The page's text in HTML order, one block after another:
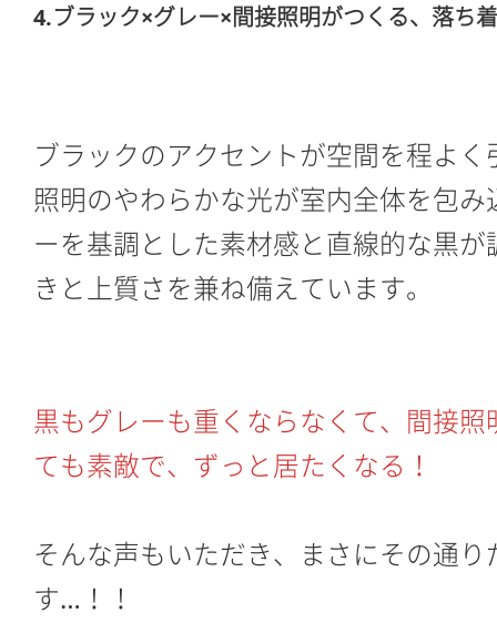
4.ブラック×グレー×間接照明がつくる、落ち
ブラックのアクセントが空間を程よ
照明のやわらかな光が室内全体を包
ーを基調とした素材感と直線的な黒
きと上質さを兼ね備えています。
黒もグレーも重くならなくて、間接照
ても素敵で、ずっと居たくなる！
そんな声もいただき、まさにその通り
す…！！